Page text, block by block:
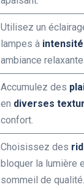
Utilisez un
lampes à
ambiance relaxante.
Accumulez des
en diverses
confort.
Choisissez des
bloquer la lumière
sommeil de qualité.